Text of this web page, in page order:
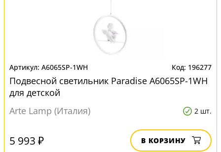
A6065SP-1WH 196277
Подвесной светильник Paradise A6065SP-1WH
для детской
Arte Lamp (Италия)
2 шт.
5 993 ₽ В КОРЗИНУ